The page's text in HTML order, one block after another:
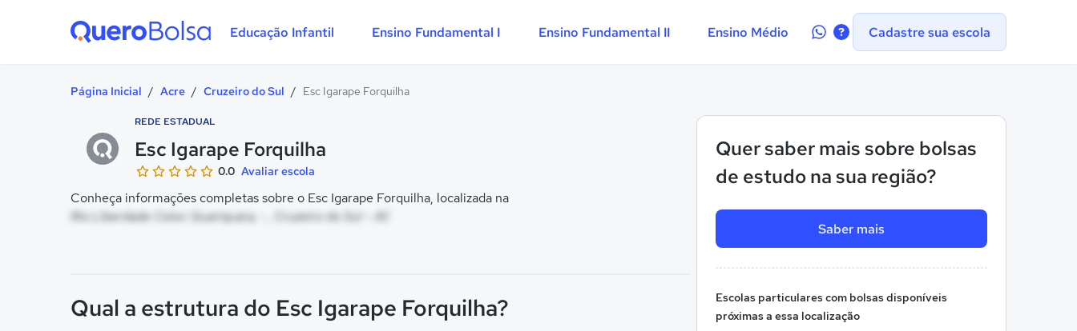
Educação Infantil Ensino Fundamental I Ensino Fundamental II Ensino Médio
Contate-Cadastre sua escola
Página Inicial / Acre / Cruzeiro do Sul / Esc Igarape Forquilha
REDE ESTADUAL
Esc Igarape Forquilha
0.0 Avaliar escola
Conheça informações completas sobre o Esc Igarape Forquilha, localizada na
Rio Liberdade Coloc Quariquara, - , Cruzeiro do Sul - AC
Quer saber mais sobre bolsas
de estudo na sua região?
Saber mais
Escolas particulares com bolsas disponíveis
próximas a essa localização
Qual a estrutura do Esc Igarape Forquilha?